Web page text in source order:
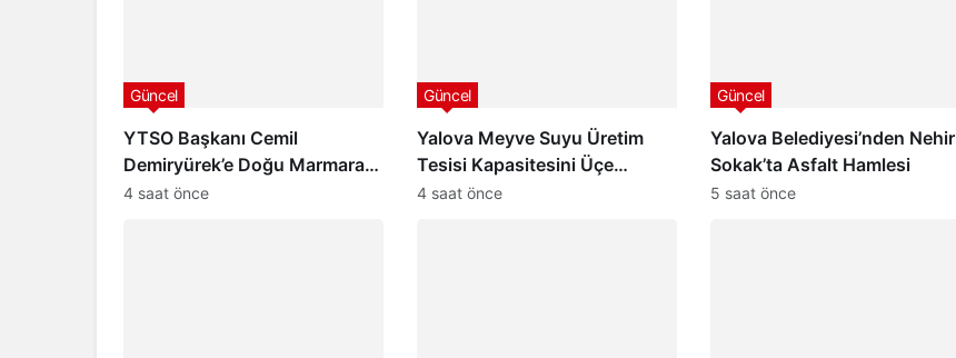
YTSO Başkanı Cemil
Demiryürek’e Doğu Marmara
ABİGEM’de Başkan
Güncel
4 saat önce
Yalova Meyve Suyu Üretim
Tesisi Kapasitesini Üçe
Katlıyor: Aronya Üreticisine
Güncel
4 saat önce
Yalova Belediyesi’nden Nehir
Sokak’ta Asfalt Hamlesi
Güncel
5 saat önce